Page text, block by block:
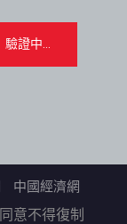
中國經濟網
意不得復制